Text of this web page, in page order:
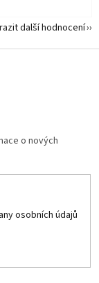
další hodnocení
o nových
osobních údajů